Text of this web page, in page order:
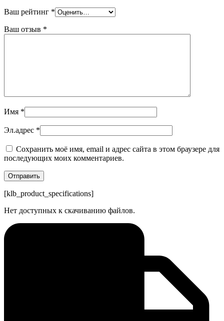
Ваш рейтинг *
Ваш отзыв *
Имя *
Эл.адрес *
Сохранить моё имя, email и адрес сайта в этом браузере для
последующих моих комментариев.
[klb_product_specifications]
Нет доступных к скачиванию файлов.